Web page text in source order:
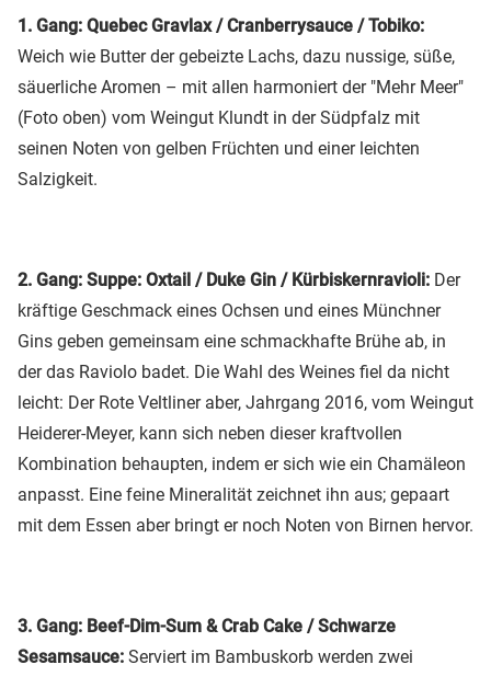
1. Gang: Quebec Gravlax / Cranberrysauce / Tobiko:
Weich wie Butter der gebeizte Lachs, dazu nussige, süße,
säuerliche Aromen – mit allen harmoniert der "Mehr Meer"
(Foto oben) vom Weingut Klundt in der Südpfalz mit
seinen Noten von gelben Früchten und einer leichten
Salzigkeit.
2. Gang: Suppe: Oxtail / Duke Gin / Kürbiskernravioli: Der
kräftige Geschmack eines Ochsen und eines Münchner
Gins geben gemeinsam eine schmackhafte Brühe ab, in
der das Raviolo badet. Die Wahl des Weines fiel da nicht
leicht: Der Rote Veltliner aber, Jahrgang 2016, vom Weingut
Heiderer-Meyer, kann sich neben dieser kraftvollen
Kombination behaupten, indem er sich wie ein Chamäleon
anpasst. Eine feine Mineralität zeichnet ihn aus; gepaart
mit dem Essen aber bringt er noch Noten von Birnen hervor.
3. Gang: Beef-Dim-Sum & Crab Cake / Schwarze
Sesamsauce: Serviert im Bambuskorb werden zwei